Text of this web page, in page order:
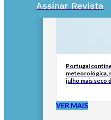
Assinar Revista
Portugal
meteorológica,
julho mais seco
VER MAIS